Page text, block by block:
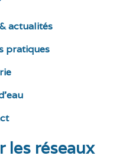
actualités
pratiques
les réseaux